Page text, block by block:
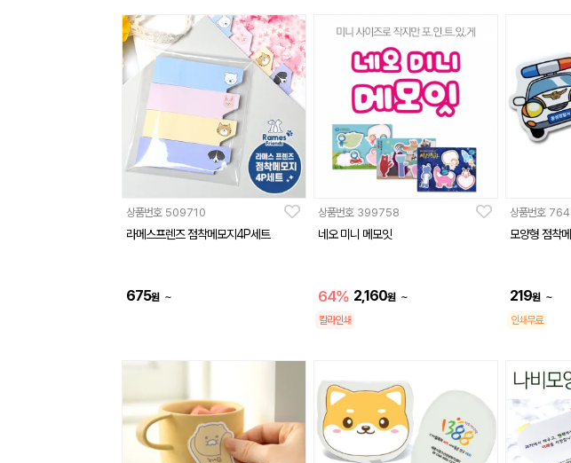
상품번호 509710
라메스프렌즈 점착메모지4P세트
675원 ~
상품번호 399758
네오 미니 메모잇
64% 2,160원 ~
칼라인쇄
상품번호
모양형 점착
219원 ~
인쇄무료